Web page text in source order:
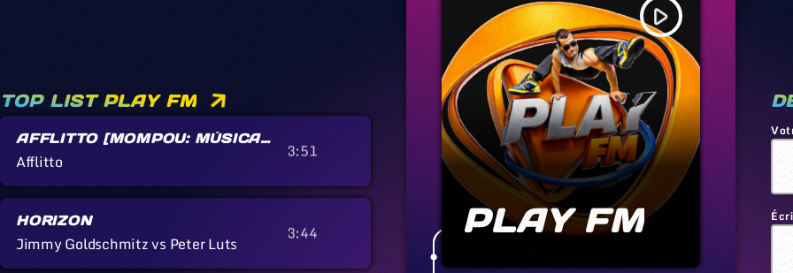
TOP LIST PLAY FM
AFFLITTO [MOMPOU: MÚSICA
CALLADA]
Afflitto 3:51
HORIZON
Jimmy Goldschmitz vs Peter Luts 3:44
play_arrow
PLAY FM